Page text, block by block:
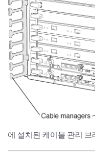
에 설치된 케이블 관리 브